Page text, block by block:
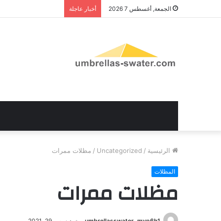
الجمعة, أغسطس 7 2026 أخبار عاجلة
الرئيسية /
Uncategorized
/ مظلات ممرات
المظلات
مظلات ممرات